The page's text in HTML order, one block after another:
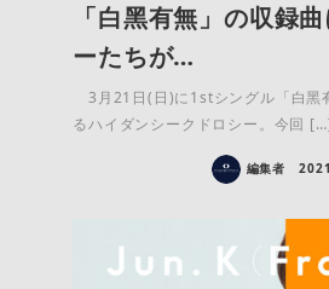
「白黑有無」の収録
ーたちが…
3月21日(日)に1stシングル「白黑
るハイダンシークドロシー。今回
編集者